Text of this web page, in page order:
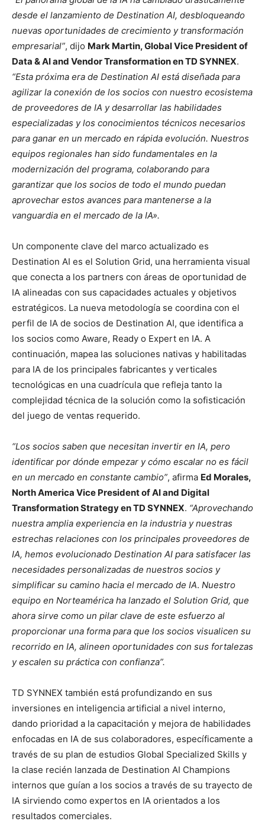
desde el lanzamiento de Destination AI, desbloqueando
nuevas oportunidades de crecimiento y transformación
empresarial”, dijo Mark Martin, Global Vice President of
Data & AI and Vendor Transformation en TD SYNNEX.
“Esta próxima era de Destination AI está diseñada para
agilizar la conexión de los socios con nuestro ecosistema
de proveedores de IA y desarrollar las habilidades
especializadas y los conocimientos técnicos necesarios
para ganar en un mercado en rápida evolución. Nuestros
equipos regionales han sido fundamentales en la
modernización del programa, colaborando para
garantizar que los socios de todo el mundo puedan
aprovechar estos avances para mantenerse a la
vanguardia en el mercado de la IA».
Un componente clave del marco actualizado es
Destination AI es el Solution Grid, una herramienta visual
que conecta a los partners con áreas de oportunidad de
IA alineadas con sus capacidades actuales y objetivos
estratégicos. La nueva metodología se coordina con el
perfil de IA de socios de Destination AI, que identifica a
los socios como Aware, Ready o Expert en IA. A
continuación, mapea las soluciones nativas y habilitadas
para IA de los principales fabricantes y verticales
tecnológicas en una cuadrícula que refleja tanto la
complejidad técnica de la solución como la sofisticación
del juego de ventas requerido.
“Los socios saben que necesitan invertir en IA, pero
identificar por dónde empezar y cómo escalar no es fácil
en un mercado en constante cambio”, afirma Ed Morales,
North America Vice President of AI and Digital
Transformation Strategy en TD SYNNEX. “Aprovechando
nuestra amplia experiencia en la industria y nuestras
estrechas relaciones con los principales proveedores de
IA, hemos evolucionado Destination AI para satisfacer las
necesidades personalizadas de nuestros socios y
simplificar su camino hacia el mercado de IA. Nuestro
equipo en Norteamérica ha lanzado el Solution Grid, que
ahora sirve como un pilar clave de este esfuerzo al
proporcionar una forma para que los socios visualicen su
recorrido en IA, alineen oportunidades con sus fortalezas
y escalen su práctica con confianza”.
TD SYNNEX también está profundizando en sus
inversiones en inteligencia artificial a nivel interno,
dando prioridad a la capacitación y mejora de habilidades
enfocadas en IA de sus colaboradores, específicamente a
través de su plan de estudios Global Specialized Skills y
la clase recién lanzada de Destination AI Champions
internos que guían a los socios a través de su trayecto de
IA sirviendo como expertos en IA orientados a los
resultados comerciales.